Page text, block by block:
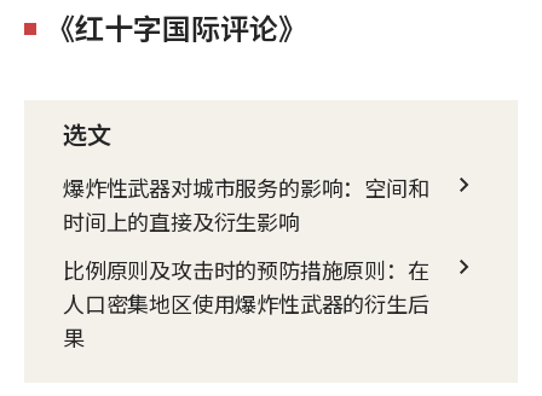
《红十字国际评论》
选文
爆炸性武器对城市服务的影响：空间和
时间上的直接及衍生影响
比例原则及攻击时的预防措施原则：在
人口密集地区使用爆炸性武器的衍生后
果